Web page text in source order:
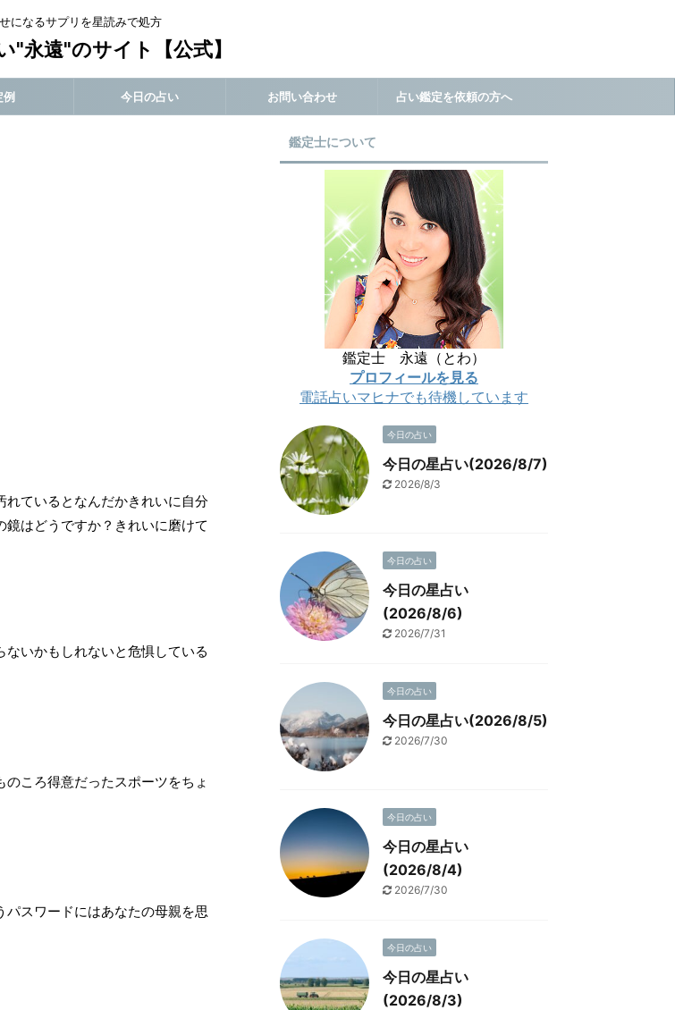
になるサプリを星読みで処方
"永遠"のサイト【公式】
例 今日の占い お問い合わせ 占い鑑定を依頼の方へ
ているとなんだかきれいに自分
はどうですか？きれいに磨けて
いかもしれないと危惧している
ころ得意だったスポーツをちょ
スワードにはあなたの母親を思
鑑定士について
鑑定士 永遠（とわ）
プロフィールを見る
電話占いマヒナでも待機しています
今日の占い
今日の星占い(2026/8/7)
2026/8/3
今日の占い
今日の星占い
(2026/8/6)
2026/7/31
今日の占い
今日の星占い(2026/8/5)
2026/7/30
今日の占い
今日の星占い
(2026/8/4)
2026/7/30
今日の占い
今日の星占い
(2026/8/3)